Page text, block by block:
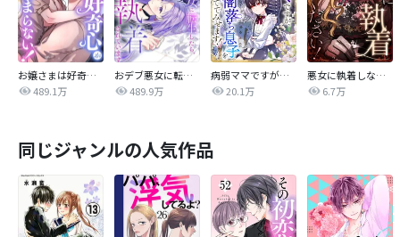
お嬢さまは好奇心が止まらない！
489.1万
おデブ悪女に転生したら、なぜかラスボス王子様に執着されています
489.9万
病弱ママですが、闇落ち息子を育ててみせます！【タテヨミ】
20.1万
悪女に執着しないでください！【タテヨミ】
6.7万
同じジャンルの人気作品